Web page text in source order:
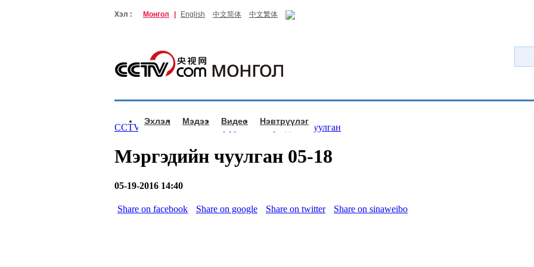
Хэл : Монгол English 中文简体 中文繁体
Эхлэл Мэдээ Видео Нэвтрүүлэг
CCTV.com Монгол > Нэвтрүүлэг >Мэргэдийн чуулган
Мэргэдийн чуулган 05-18
05-19-2016 14:40
Share on facebook Share on google Share on twitter Share on sinaweibo